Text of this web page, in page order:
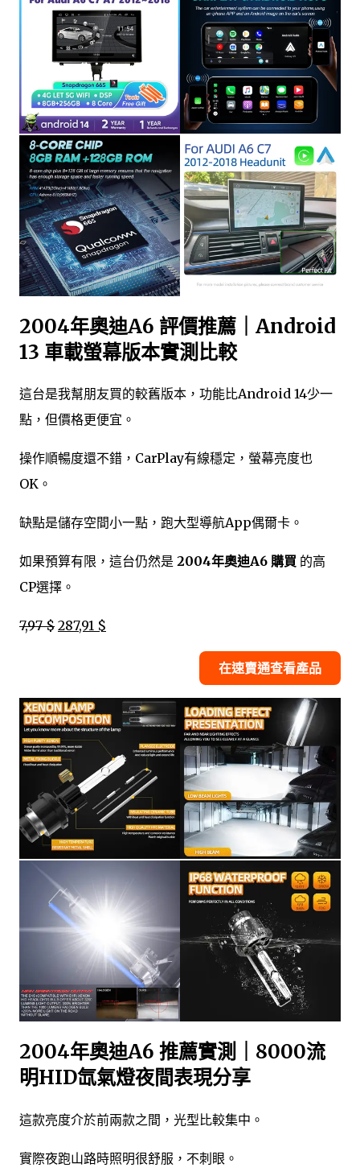
2004年奧迪A6 評價推薦｜Android
13 車載螢幕版本實測比較
這台是我幫朋友買的較舊版本，功能比Android 14少一
點，但價格更便宜。
操作順暢度還不錯，CarPlay有線穩定，螢幕亮度也
OK。
缺點是儲存空間小一點，跑大型導航App偶爾卡。
如果預算有限，這台仍然是 2004年奧迪A6 購買 的高
CP選擇。
7,97 $ 287,91 $
在速賣通查看產品
2004年奧迪A6 推薦實測｜8000流
明HID氙氣燈夜間表現分享
這款亮度介於前兩款之間，光型比較集中。
實際夜跑山路時照明很舒服，不刺眼。